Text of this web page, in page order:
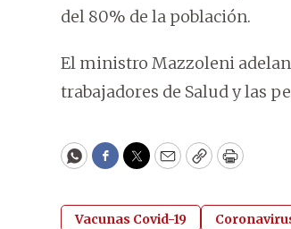
del 80% de la población.
El ministro Mazzoleni
trabajadores de Salud y las
WhatsApp
Facebook
Twitter
EmailCopyPrint
Vacunas Covid-19